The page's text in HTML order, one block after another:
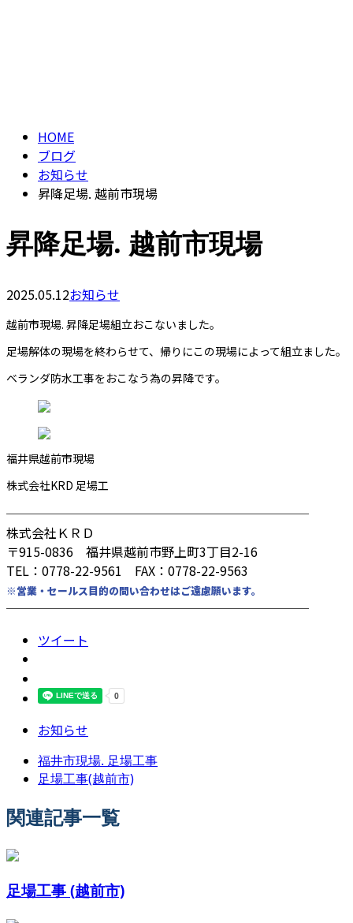
HOME
ブログ
お知らせ
昇降足場. 越前市現場
昇降足場. 越前市現場
2025.05.12お知らせ
越前市現場. 昇降足場組立おこないました。
足場解体の現場を終わらせて、帰りにこの現場によって組立ました。
ベランダ防水工事をおこなう為の昇降です。
福井県越前市現場
株式会社KRD 足場工
────────────────────────
株式会社ＫＲＤ
〒915-0836 福井県越前市野上町3丁目2-16
TEL：0778-22-9561 FAX：0778-22-9563
※営業・セールス目的の問い合わせはご遠慮願います。
────────────────────────
ツイート
お知らせ
福井市現場. 足場工事
足場工事(越前市)
関連記事一覧
足場工事 (越前市)